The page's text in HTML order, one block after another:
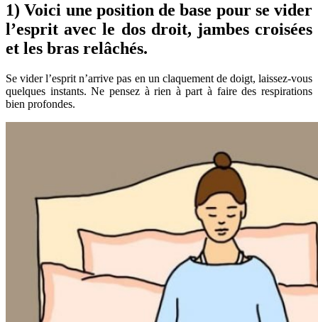
1) Voici une position de base pour se vider
l’esprit avec le dos droit, jambes croisées
et les bras relâchés.
Se vider l’esprit n’arrive pas en un claquement de doigt, laissez-vous
quelques instants. Ne pensez à rien à part à faire des respirations
bien profondes.